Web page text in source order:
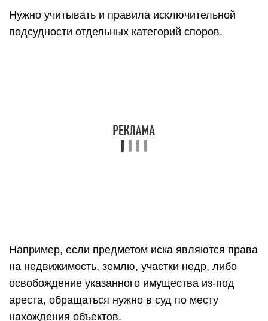
Нужно учитывать и правила исключительной
подсудности отдельных категорий споров.
Например, если предметом иска являются права
на недвижимость, землю, участки недр, либо
освобождение указанного имущества из-под
ареста, обращаться нужно в суд по месту
нахождения объектов.